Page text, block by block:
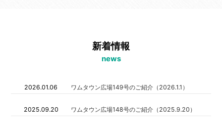
新着情報
news
2026.01.06 ワムタウン広場149号のご紹介（2026.1.1）
2025.09.20 ワムタウン広場148号のご紹介（2025.9.20）